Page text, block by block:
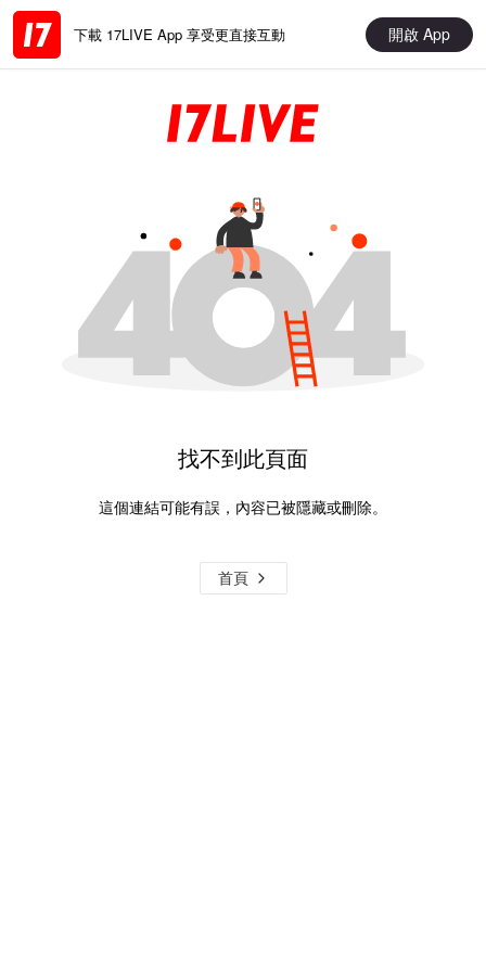
下載 17LIVE App 享受更直接互動 開啟 App
找不到此頁面
這個連結可能有誤，內容已被隱藏或刪除。
首頁